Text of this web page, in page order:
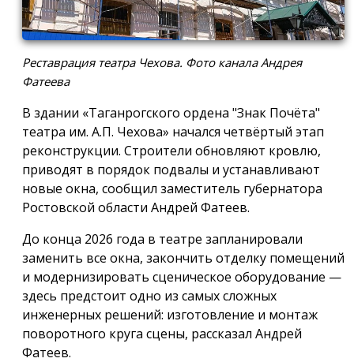
Реставрация театра Чехова. Фото канала Андрея
Фатеева
В здании «Таганрогского ордена "Знак Почёта"
театра им. А.П. Чехова» начался четвёртый этап
реконструкции. Строители обновляют кровлю,
приводят в порядок подвалы и устанавливают
новые окна, сообщил заместитель губернатора
Ростовской области Андрей Фатеев.
До конца 2026 года в театре запланировали
заменить все окна, закончить отделку помещений
и модернизировать сценическое оборудование —
здесь предстоит одно из самых сложных
инженерных решений: изготовление и монтаж
поворотного круга сцены, рассказал Андрей
Фатеев.